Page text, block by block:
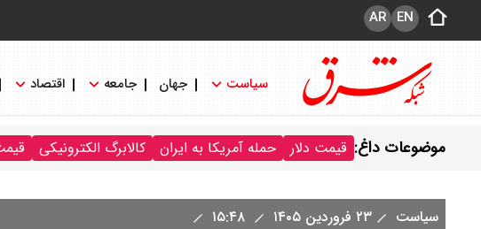
EN
AR
سیاست جهان جامعه اقتصاد
موضوعات داغ: قیمت دلار حمله آمریکا به ایران کالابرگ الکترونیکی
سیاست ۲۳ فروردین ۱۴۰۵